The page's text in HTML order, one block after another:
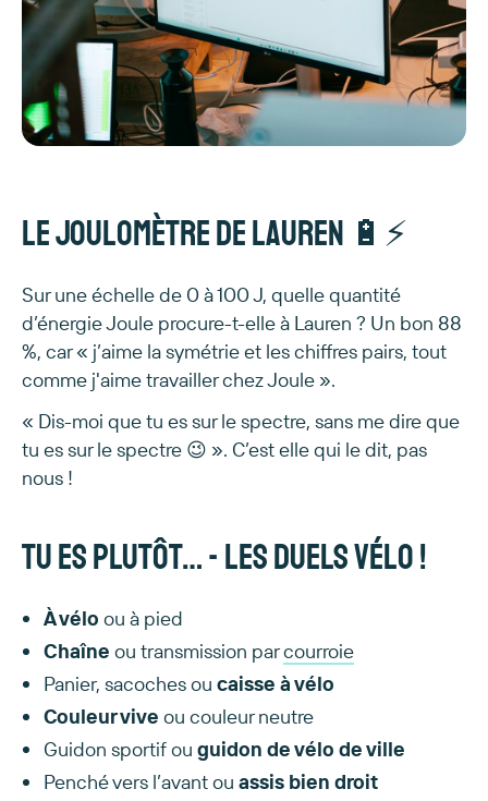
Le Joulomètre de Lauren 🔋⚡
Sur une échelle de 0 à 100 J, quelle quantité
d’énergie Joule procure-t-elle à Lauren ? Un bon 88
%, car « j’aime la symétrie et les chiffres pairs, tout
comme j'aime travailler chez Joule ».
« Dis-moi que tu es sur le spectre, sans me dire que
tu es sur le spectre 😉 ». C’est elle qui le dit, pas
nous !
Tu es plutôt… - les duels vélo !
À vélo ou à pied
Chaîne ou transmission parcourroie
Panier, sacoches ou caisse à vélo
Couleur vive ou couleur neutre
Guidon sportif ou guidon de vélo de ville
Penché vers l’avant ou assis bien droit